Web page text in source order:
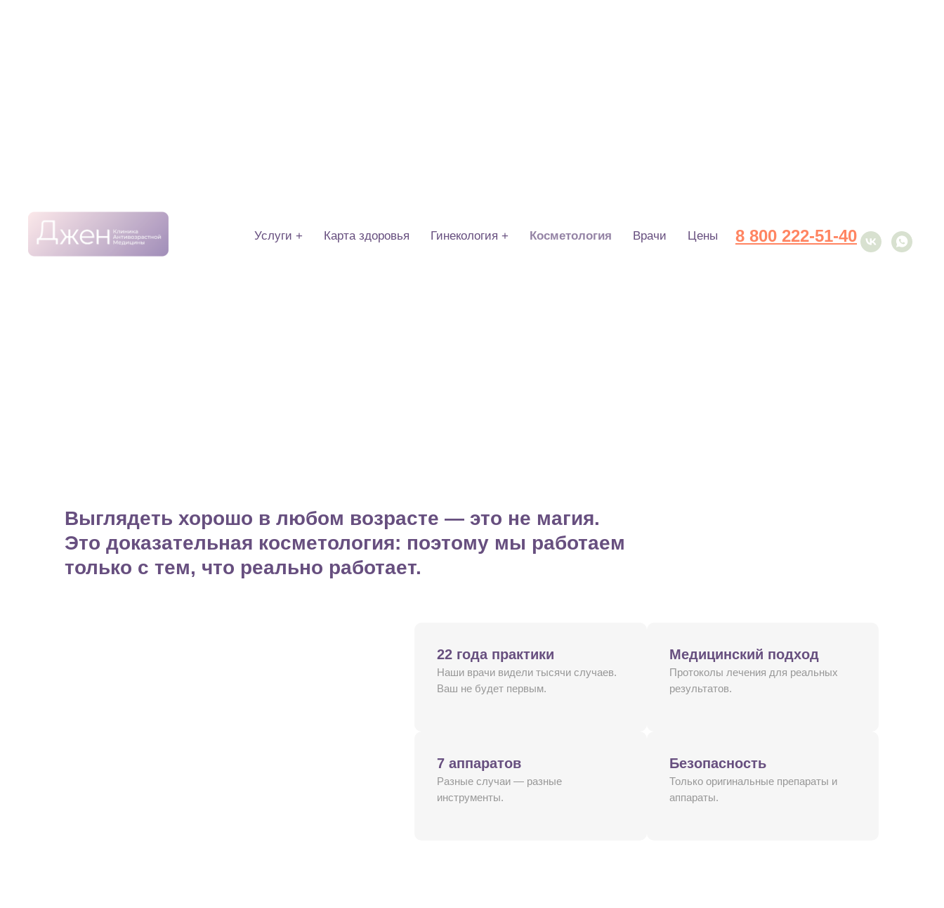
Услуги + Карта здоровья Гинекология + Косметология Врачи Цены 8 800 222-51-40
Выглядеть хорошо в любом возрасте — это не магия.
Это доказательная косметология: поэтому мы работаем
только с тем, что реально работает.
22 года практики
Наши врачи видели тысячи случаев.
Ваш не будет первым.
Медицинский подход
Протоколы лечения для реальных
результатов.
7 аппаратов
Разные случаи — разные
инструменты.
Безопасность
Только оригинальные препараты и
аппараты.